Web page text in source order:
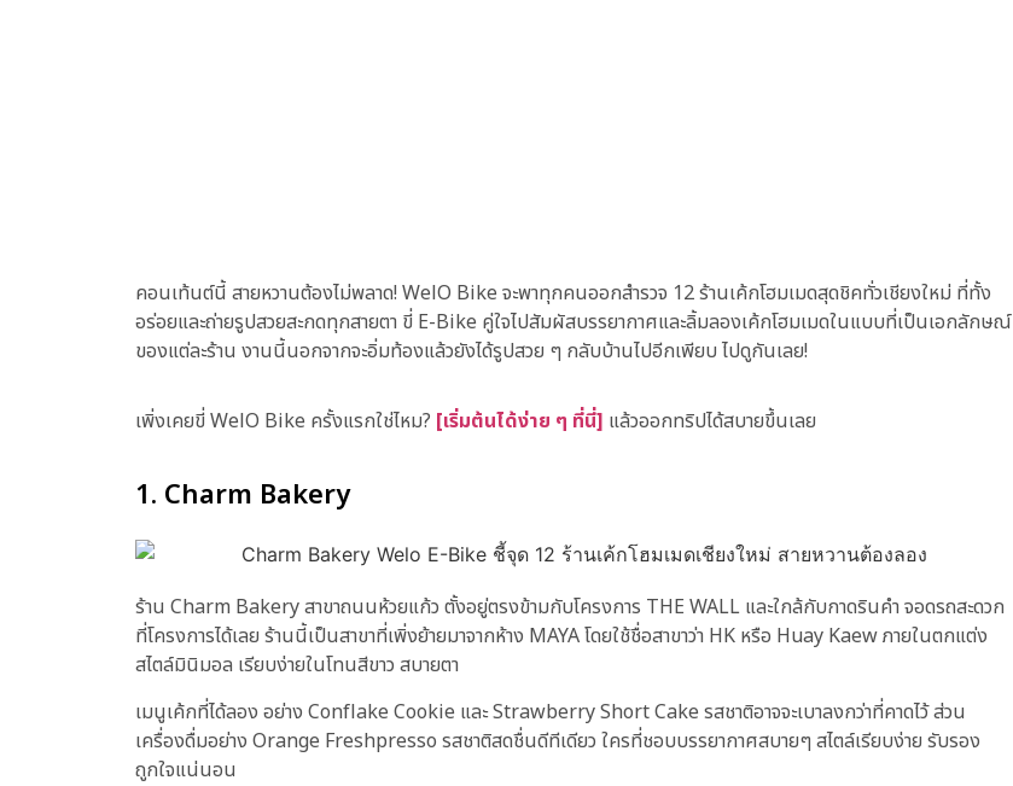
คอนเท้นต์นี้ สายหวานต้องไม่พลาด! WelO Bike จะพาทุกคนออกสำรวจ 12 ร้านเค้กโฮมเมดสุดชิคทั่วเชียงใหม่ ที่ทั้ง
อร่อยและถ่ายรูปสวยสะกดทุกสายตา ขี่ E-Bike คู่ใจไปสัมผัสบรรยากาศและลิ้มลองเค้กโฮมเมดในแบบที่เป็นเอกลักษณ์
ของแต่ละร้าน งานนี้นอกจากจะอิ่มท้องแล้วยังได้รูปสวย ๆ กลับบ้านไปอีกเพียบ ไปดูกันเลย!
เพิ่งเคยขี่ WelO Bike ครั้งแรกใช่ไหม? [เริ่มต้นได้ง่าย ๆ ที่นี่] แล้วออกทริปได้สบายขึ้นเลย
1. Charm Bakery
ร้าน Charm Bakery สาขาถนนห้วยแก้ว ตั้งอยู่ตรงข้ามกับโครงการ THE WALL และใกล้กับกาดรินคำ จอดรถสะดวก
ที่โครงการได้เลย ร้านนี้เป็นสาขาที่เพิ่งย้ายมาจากห้าง MAYA โดยใช้ชื่อสาขาว่า HK หรือ Huay Kaew ภายในตกแต่ง
สไตล์มินิมอล เรียบง่ายในโทนสีขาว สบายตา
เมนูเค้กที่ได้ลอง อย่าง Conflake Cookie และ Strawberry Short Cake รสชาติอาจจะเบาลงกว่าที่คาดไว้ ส่วน
เครื่องดื่มอย่าง Orange Freshpresso รสชาติสดชื่นดีทีเดียว ใครที่ชอบบรรยากาศสบายๆ สไตล์เรียบง่าย รับรอง
ถูกใจแน่นอน